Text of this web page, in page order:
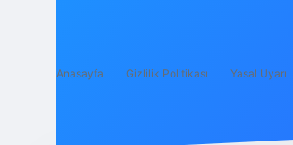
Anasayfa Gizlilik Politikası Yasal Uyarı